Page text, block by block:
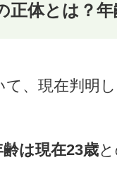
正体とは？
、現在判明
齢は現在23歳